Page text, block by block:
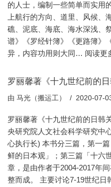
的人士，编制一些简单而实用
上航行的方向、道里、风候、
礁、泥底、海底、海水深浅、
谱》《罗经针簿》《更路簿》
异，内容功用则大同… 阅读更
罗丽馨著《十九世纪前的日
由 马光（搬运工） 2020-07-
罗丽馨著《十九世纪前的日韩
央研究院人文社会科学研究中
心执行长) 本书分三篇，第一
鲜的日本观」；第三篇「十六
章，是由作者于2004-2017年
整而成。 主要讨论7-19世纪日